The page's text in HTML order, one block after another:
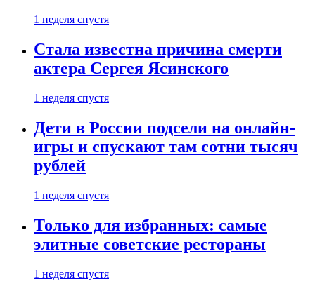
1 неделя спустя
Стала известна причина смерти
актера Сергея Ясинского
1 неделя спустя
Дети в России подсели на онлайн-
игры и спускают там сотни тысяч
рублей
1 неделя спустя
Только для избранных: самые
элитные советские рестораны
1 неделя спустя